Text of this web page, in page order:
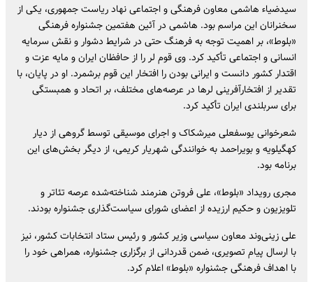
سیدضیاء هاشمی معاون فرهنگی و اجتماعی نهاد ریاست جمهوری، یکی از
سخنرانان این مراسم بود. هاشمی در آئین هفتمین جشنواره فرهنگی
«بلوط»، بر اهمیت توجه به فرهنگ حتی در شرایط دشوار و نقش سرمایه
انسانی و اجتماعی تأکید کرد. وی قوم لر را از حافظان ایران و مایه عزت و
اقتدار کشور دانست و ایرانی بودن را افتخار این قوم برشمرد. او در پایان، با
تقدیر از افتخارآفرینی لرها در عرصه‌های مختلف، بر اتحاد و همبستگی
برای سربلندی ایران تأکید کرد.
شعرخوانی یوسفعلی میرشکاک و اجرای موسیقی توسط گروهی از دیار
کهگیلویه و بویراحمد به خوانندگی شهریار کریمی، از دیگر بخش‌های این
برنامه بود.
مجری رویداد «بلوط»، علی فروتن هنرمند شناخته‌شده عرصه تئاتر و
تلویزیون و حکیم ارزیده از اعضای شورای سیاست‌گذاری جشنواره بودند.
علی زینی‌وند معاون سیاسی وزیر کشور و رئیس ستاد انتخابات کشور، نیز
با ارسال پیام تصویری، ضمن قدردانی از برگزاری جشنواره، همراهی خود را
با اهداف فرهنگی جشنواره «بلوط» اعلام کرد.